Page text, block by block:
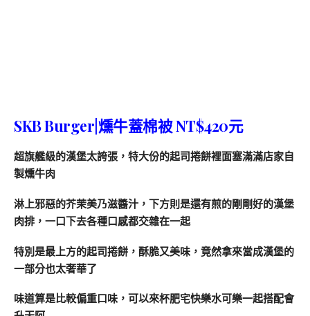
SKB Burger| 燻牛蓋棉被 NT$420元
超旗艦級的漢堡太誇張，特大份的起司捲餅裡面塞滿滿店家自
製燻牛肉
淋上邪惡的芥茉美乃滋醬汁，下方則是還有煎的剛剛好的漢堡
肉排，一口下去各種口感都交雜在一起
特別是最上方的起司捲餅，酥脆又美味，竟然拿來當成漢堡的
一部分也太奢華了
味道算是比較偏重口味，可以來杯肥宅快樂水可樂一起搭配會